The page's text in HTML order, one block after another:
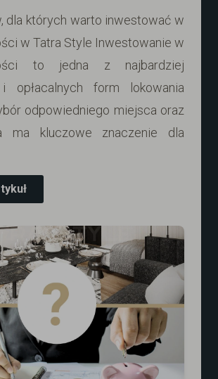
dla których warto inwestować w
w Tatra Style Inwestowanie w
to jedna z najbardziej
opłacalnych form lokowania
odpowiedniego miejsca oraz
ma kluczowe znaczenie dla